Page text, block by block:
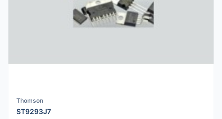
Thomson
ST9293J7